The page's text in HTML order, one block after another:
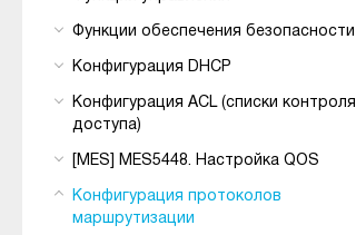
Функции обеспечения безопасности
Конфигурация DHCP
Конфигурация ACL (списки контроля
доступа)
[MES] MES5448. Настройка QOS
Конфигурация протоколов
маршрутизации